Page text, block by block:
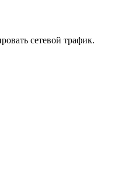
сетевой трафик.